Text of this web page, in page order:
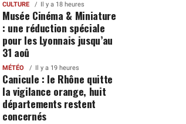
CULTURE Il y a 18 heures
Musée Cinéma & Miniature
: une réduction spéciale
pour les Lyonnais jusqu’au
31 aoû
MÉTÉO Il y a 19 heures
Canicule : le Rhône quitte
la vigilance orange, huit
départements restent
concernés